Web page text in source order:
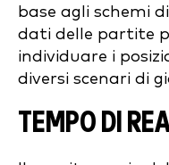
base agli schemi
dati delle partite
individuare i
diversi scenari di
TEMPO DI